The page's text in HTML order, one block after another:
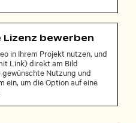
bewerben
in Ihrem Projekt nutzen, und
Link) direkt am Bild
gewünschte Nutzung und
ein, um die Option auf eine